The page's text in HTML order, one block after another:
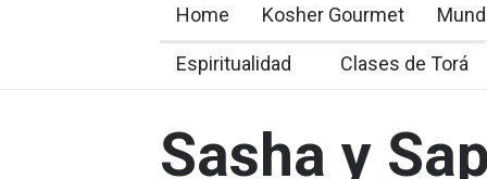
Home Kosher Gourmet
Espiritualidad Clases de Torá
Sasha y